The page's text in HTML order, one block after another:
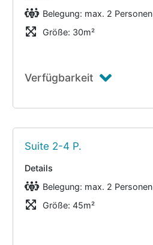
Belegung: max. 2 Personen
Größe: 30m²
Verfügbarkeit
Suite 2-4 P.
Details
Belegung: max. 2 Personen
Größe: 45m²